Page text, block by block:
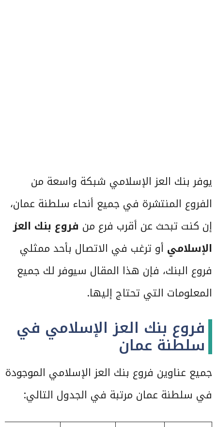
يوفر بنك العز الإسلامي شبكة واسعة من
الفروع المنتشرة في جميع أنحاء سلطنة عمان،
إن كنت تبحث عن أقرب فرع من فروع بنك العز
الإسلامي أو ترغب في الاتصال بأحد ممثلي
فروع البنك، فإن هذا المقال سيوفر لك جميع
المعلومات التي تحتاج إليها.
فروع بنك العز الإسلامي في
سلطنة عمان
جميع عناوين فروع بنك العز الإسلامي الموجودة
في سلطنة عمان مرتبة في الجدول التالي: